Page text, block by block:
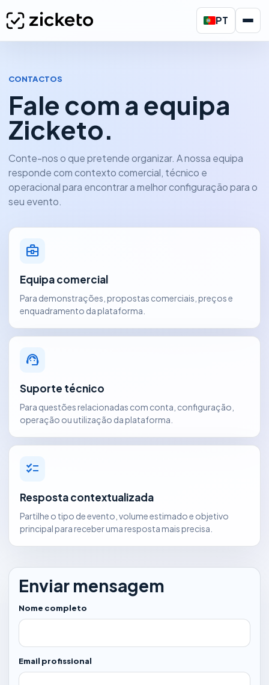
PT
CONTACTOS
Fale com a equipa
Zicketo.
Conte-nos o que pretende organizar. A nossa equipa
responde com contexto comercial, técnico e
operacional para encontrar a melhor configuração para o
seu evento.
business_center
Equipa comercial
Para demonstrações, propostas comerciais, preços e
enquadramento da plataforma.
support_agent
Suporte técnico
Para questões relacionadas com conta, configuração,
operação ou utilização da plataforma.
checklist
Resposta contextualizada
Partilhe o tipo de evento, volume estimado e objetivo
principal para receber uma resposta mais precisa.
Enviar mensagem
Nome completo
Email profissional